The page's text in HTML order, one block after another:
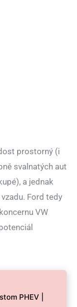
prostorný (i
svalnatých aut
a jednak
Ford tedy
VW
PHEV |